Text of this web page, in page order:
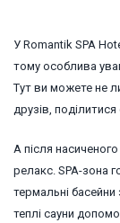
У Romantik SPA
тому особлива
Тут ви можете не
друзів,
А після
релакс. SPA-зона
термальні
теплі сауни